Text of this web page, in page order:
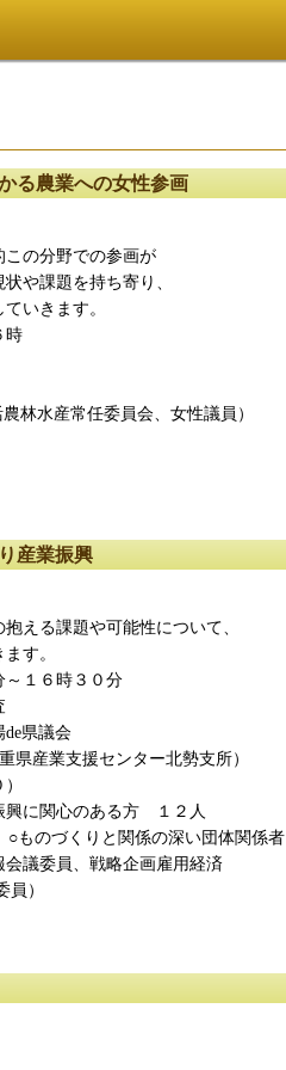
る農業への女性参画
の分野での参画が
や課題を持ち寄り、
いきます。
時
常任委員会、女性議員）
産業振興
る課題や可能性について、
す。
６時３０分
議会
県産業支援センター北勢支所）
に関心のある方 １２人
関係の深い団体関係者
員、戦略企画雇用経済
）